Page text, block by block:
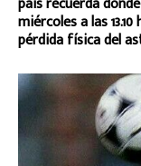
miércoles a las
pérdida física del